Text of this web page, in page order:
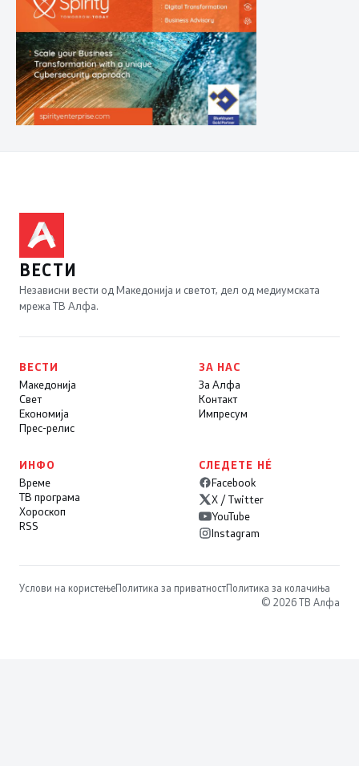
ВЕСТИ
Независни вести од Македонија и светот, дел од медиумската
мрежа ТВ Алфа.
ВЕСТИ
Македонија
Свет
Економија
Прес-релис
ЗА НАС
За Алфа
Контакт
Импресум
ИНФО
Време
ТВ програма
Хороскоп
RSS
СЛЕДЕТЕ НÉ
Facebook
X / Twitter
YouTube
Instagram
Услови на користењеПолитика за приватностПолитика за колачиња
© 2026 ТВ Алфа